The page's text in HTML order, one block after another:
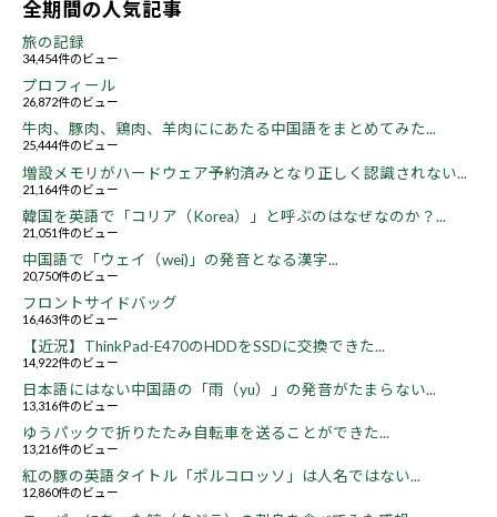
全期間の人気記事
旅の記録
34,454件のビュー
プロフィール
26,872件のビュー
牛肉、豚肉、鶏肉、羊肉ににあたる中国語をまとめてみた...
25,444件のビュー
増設メモリがハードウェア予約済みとなり正しく認識されない...
21,164件のビュー
韓国を英語で「コリア（Korea）」と呼ぶのはなぜなのか？...
21,051件のビュー
中国語で「ウェイ（wei)」の発音となる漢字...
20,750件のビュー
フロントサイドバッグ
16,463件のビュー
【近況】ThinkPad-E470のHDDをSSDに交換できた...
14,922件のビュー
日本語にはない中国語の「雨（yu）」の発音がたまらない...
13,316件のビュー
ゆうパックで折りたたみ自転車を送ることができた...
13,216件のビュー
紅の豚の英語タイトル「ポルコロッソ」は人名ではない...
12,860件のビュー